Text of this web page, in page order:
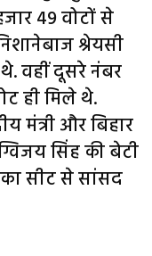
49 वोटों से
श्रेयसी
वहीं दूसरे नंबर
ही मिले थे.
मंत्री और बिहार
सिंह की बेटी
सीट से सांसद